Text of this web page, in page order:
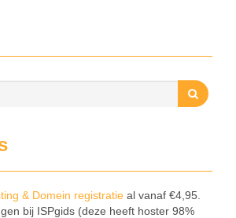
& Domein registratie al vanaf €4,95.
bij ISPgids (deze heeft hoster 98%